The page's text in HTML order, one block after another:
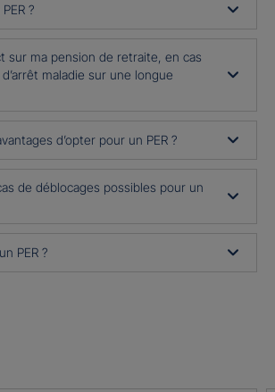
?
sur ma pension de retraite, en cas
maladie sur une longue
d’opter pour un PER ?
de déblocages possibles pour un
PER ?